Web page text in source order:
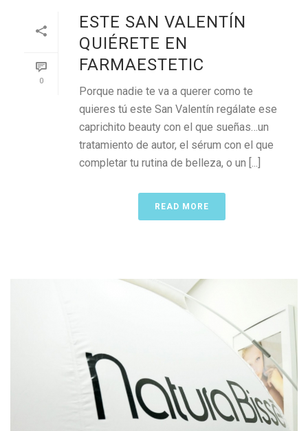
0
ESTE SAN VALENTÍN
QUIÉRETE EN
FARMAESTETIC
Porque nadie te va a querer como te
quieres tú este San Valentín regálate ese
caprichito beauty con el que sueñas…un
tratamiento de autor, el sérum con el que
completar tu rutina de belleza, o un [...]
READ MORE